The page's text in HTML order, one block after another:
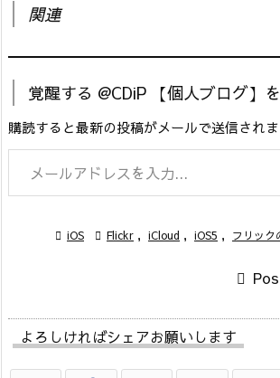
関連
覚醒する @CDiP 【個人ブログ】
購読すると最新の投稿がメールで送信されま
メールアドレスを入力...
 iOS  Flickr , iCloud , iOS5 , フリック

よろしければシェアお願いします